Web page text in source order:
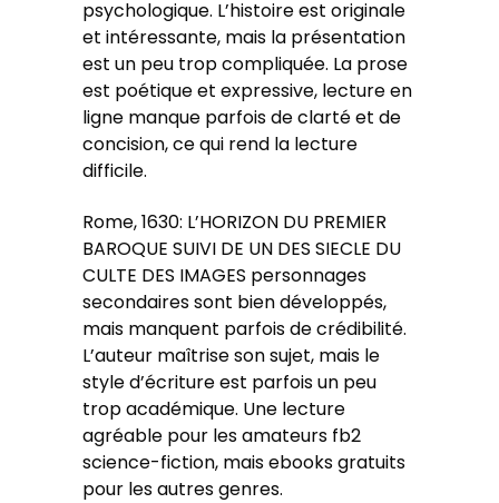
psychologique. L’histoire est originale
et intéressante, mais la présentation
est un peu trop compliquée. La prose
est poétique et expressive, lecture en
ligne manque parfois de clarté et de
concision, ce qui rend la lecture
difficile.
Rome, 1630: L’HORIZON DU PREMIER
BAROQUE SUIVI DE UN DES SIECLE DU
CULTE DES IMAGES personnages
secondaires sont bien développés,
mais manquent parfois de crédibilité.
L’auteur maîtrise son sujet, mais le
style d’écriture est parfois un peu
trop académique. Une lecture
agréable pour les amateurs fb2
science-fiction, mais ebooks gratuits
pour les autres genres.